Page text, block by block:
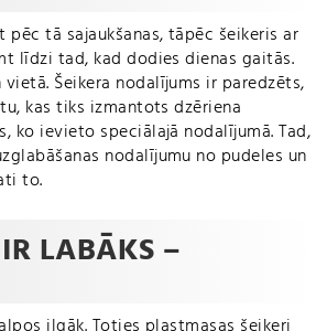
tā sajaukšanas, tāpēc šeikeris ar
līdzi tad, kad dodies dienas gaitās.
Šeikera nodalījums ir paredzēts,
kas tiks izmantots dzēriena
ko ievieto speciālajā nodalījumā. Tad,
nodalījumu no pudeles un
to.
LABĀKS –